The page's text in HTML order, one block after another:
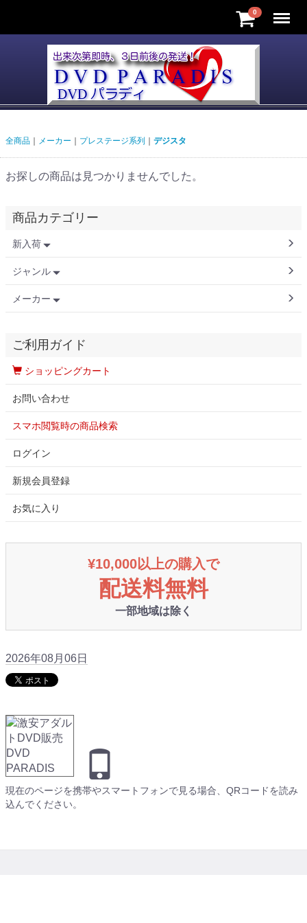
0 Menu
全商品 メーカー プレステージ系列 デジスタ
お探しの商品は見つかりませんでした。
商品カテゴリー
新入荷
ジャンル
メーカー
ご利用ガイド
ショッピングカート
お問い合わせ
スマホ閲覧時の商品検索
ログイン
新規会員登録
お気に入り
¥10,000以上の購入で
配送料無料
一部地域は除く
2026年08月06日
現在のページを携帯やスマートフォンで見る場合、QRコードを読み
込んでください。